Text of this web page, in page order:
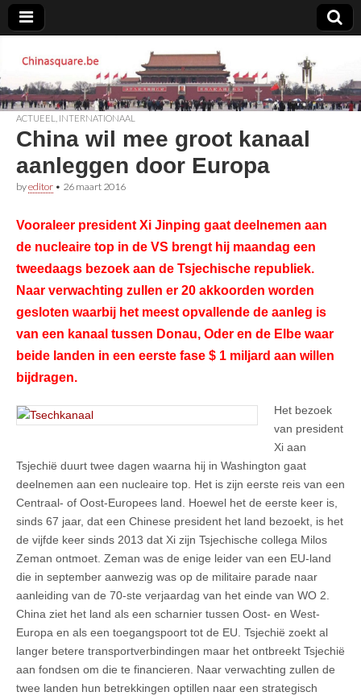
Chinasquare.be
ACTUEEL INTERNATIONAAL
China wil mee groot kanaal
aanleggen door Europa
byeditor • 26 maart 2016
Vooraleer president Xi Jinping gaat deelnemen aan
de nucleaire top in de VS brengt hij maandag een
tweedaags bezoek aan de Tsjechische republiek.
Naar verwachting zullen er 20 akkoorden worden
gesloten waarbij het meest opvallende de aanleg is
van een kanaal tussen Donau, Oder en de Elbe waar
beide landen in een eerste fase $ 1 miljard aan willen
bijdragen.
Het bezoek
van president
Xi aan
Tsjechië duurt twee dagen waarna hij in Washington gaat
deelnemen aan een nucleaire top. Het is zijn eerste reis van een
Centraal- of Oost-Europees land. Hoewel het de eerste keer is,
sinds 67 jaar, dat een Chinese president het land bezoekt, is het
de vijfde keer sinds 2013 dat Xi zijn Tsjechische collega Milos
Zeman ontmoet. Zeman was de enige leider van een EU-land
die in september aanwezig was op de militaire parade naar
aanleiding van de 70-ste verjaardag van het einde van WO 2.
China ziet het land als een scharnier tussen Oost- en West-
Europa en als een toegangspoort tot de EU. Tsjechië zoekt al
langer betere transportverbindingen maar het ontbreekt Tsjechië
aan fondsen om die te financieren. Naar verwachting zullen de
twee landen hun betrekkingen optillen naar een strategisch